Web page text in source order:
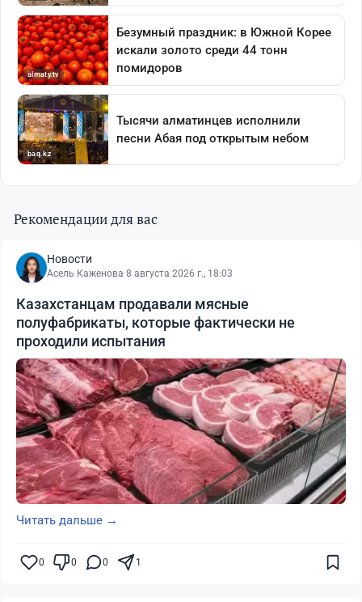
Рекомендации для вас
Новости
Асель Каженова·8 августа 2026 г., 18:03
Казахстанцам продавали мясные
полуфабрикаты, которые фактически не
проходили испытания
Читать дальше →
0 0 0 1